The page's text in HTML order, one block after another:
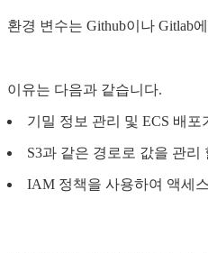
환경 변수는 Github이나 Gitlab
이유는 다음과 같습니다.
기밀 정보 관리 및 ECS 배
S3과 같은 경로로 값을 관리
IAM 정책을 사용하여 액세